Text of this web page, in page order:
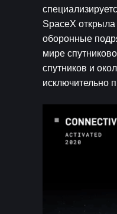
SpaceX
оборонные
мире
спутников и
исключительно